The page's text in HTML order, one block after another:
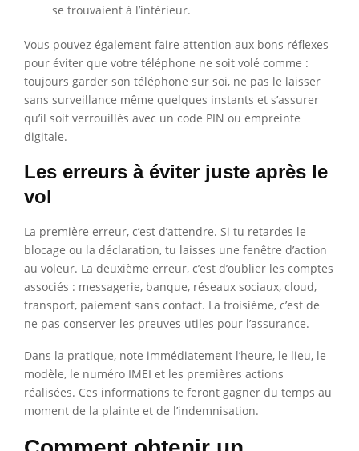
se trouvaient à l’intérieur.
Vous pouvez également faire attention aux bons réflexes
pour éviter que votre téléphone ne soit volé comme :
toujours garder son téléphone sur soi, ne pas le laisser
sans surveillance même quelques instants et s’assurer
qu’il soit verrouillés avec un code PIN ou empreinte
digitale.
Les erreurs à éviter juste après le
vol
La première erreur, c’est d’attendre. Si tu retardes le
blocage ou la déclaration, tu laisses une fenêtre d’action
au voleur. La deuxième erreur, c’est d’oublier les comptes
associés : messagerie, banque, réseaux sociaux, cloud,
transport, paiement sans contact. La troisième, c’est de
ne pas conserver les preuves utiles pour l’assurance.
Dans la pratique, note immédiatement l’heure, le lieu, le
modèle, le numéro IMEI et les premières actions
réalisées. Ces informations te feront gagner du temps au
moment de la plainte et de l’indemnisation.